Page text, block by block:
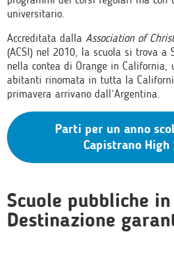
universitario.
Accreditata dalla Association of
(ACSI) nel 2010, la scuola si trova a
nella contea di Orange in
abitanti rinomata in tutta la
primavera arrivano dall’Argentina.
Parti per un anno
Capistrano High
Scuole pubbliche
Destinazione